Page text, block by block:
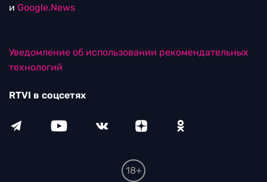
и Google.News
Уведомление об использовании рекомендательных
технологий
RTVI в соцсетях
18+